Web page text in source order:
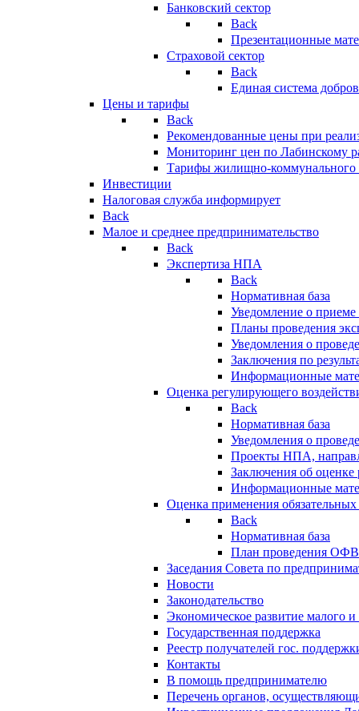
Банковский сектор
Back
Презентационные
Страховой сектор
Back
Единая система
Цены и тарифы
Back
Рекомендованные цены при
Мониторинг цен по Лабинскому
Тарифы жилищно-коммунального
Инвестиции
Налоговая служба информирует
Back
Малое и среднее предпринимательство
Back
Экспертиза НПА
Back
Нормативная база
Уведомление о
Планы проведения
Уведомления о
Заключения по
Информационные
Оценка регулирующего
Back
Нормативная база
Уведомления о
Проекты НПА,
Заключения об
Информационные
Оценка применения
Back
Нормативная база
План проведения
Заседания Совета по
Новости
Законодательство
Экономическое развитие малого и
Государственная поддержка
Реестр получателей гос.
Контакты
В помощь предпринимателю
Перечень органов,